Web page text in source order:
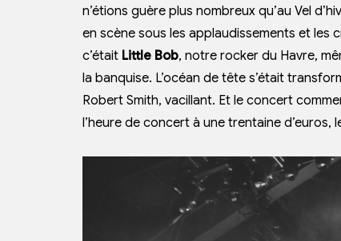
n’étions guère plus nombreux qu’au Vel
en scène sous les applaudissements et les
c’était Little Bob, notre rocker du Havre,
la banquise. L’océan de tête s’était
Robert Smith, vacillant. Et le concert
l’heure de concert à une trentaine